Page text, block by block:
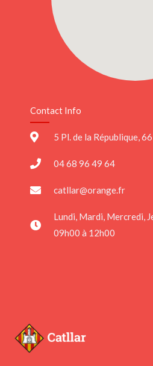
Contact Info
5 Pl. de la République,
04 68 96 49 64
catllar@orange.fr
Lundi, Mardi, Mercredi,
09h00 à 12h00